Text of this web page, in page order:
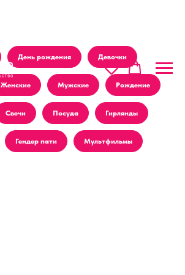
День рождения Девочки
Женские Мужские Рождение
Свечи Посуда Гирлянды
Гендер пати Мультфильмы